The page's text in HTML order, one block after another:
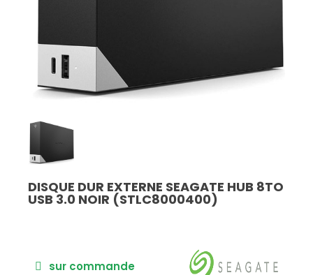
DISQUE DUR EXTERNE SEAGATE HUB 8TO
USB 3.0 NOIR (STLC8000400)
sur commande